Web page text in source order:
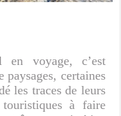
en voyage, c’est
paysages, certaines
les traces de leurs
à faire